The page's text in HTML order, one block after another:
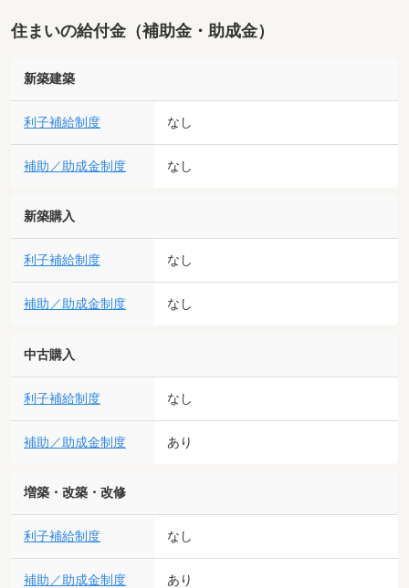
住まいの給付金（補助金・助成金）
新築建築
利子補給制度 なし
補助／助成金制度 なし
新築購入
利子補給制度 なし
補助／助成金制度 なし
中古購入
利子補給制度 なし
補助／助成金制度 あり
増築・改築・改修
利子補給制度 なし
補助／助成金制度 あり